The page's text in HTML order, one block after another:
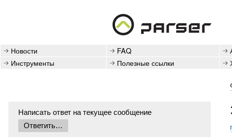
Новости FAQ
Инструменты
Полезные ссылки
Написать ответ на текущее сообщение